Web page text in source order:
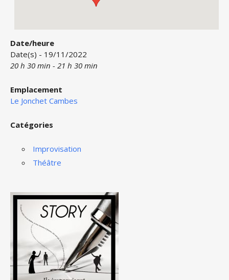
Date/heure
Date(s) - 19/11/2022
20 h 30 min - 21 h 30 min
Emplacement
Le Jonchet Cambes
Catégories
Improvisation
Théâtre